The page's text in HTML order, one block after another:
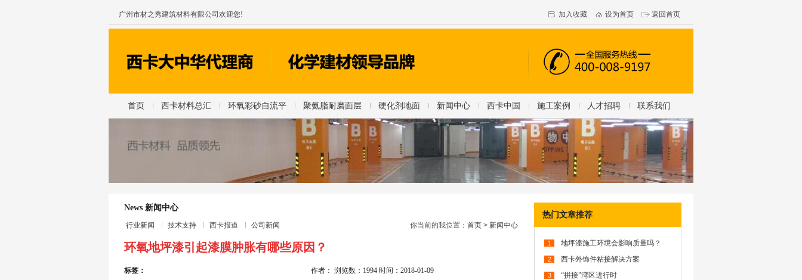
广州市材之秀建筑材料有限公司欢迎您! 加入收藏 设为首页 返回首页
首页 西卡材料总汇 环氧彩砂自流平 聚氨脂耐磨面层 硬化剂地面 新闻中心 西卡中国 施工案例 人才招聘 联系我们
News 新闻中心
行业新闻 技术支持 西卡报道 公司新闻 你当前的我位置： 首页 > 新闻中心
环氧地坪漆引起漆膜肿胀有哪些原因？
标签： 作者： 浏览数：1994 时间：2018-01-09
热门文章推荐
1 地坪漆施工环境会影响质量吗？
2 西卡外饰件粘接解决方案
3 “拼接”湾区进行时